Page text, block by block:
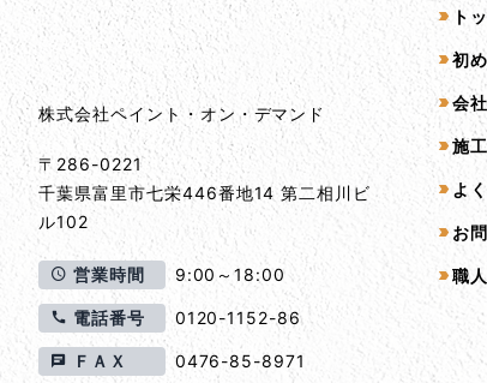
会社情報とサイトマップ
会社情報
株式会社ペイント・オン・デマンド
〒286-0221
千葉県富里市七栄446番地14 第二相川ビ
ル102
営業時間 9:00～18:00
電話番号 0120-1152-86
ＦＡＸ 0476-85-8971
サイ
ト
初
会
施
よ
お
職